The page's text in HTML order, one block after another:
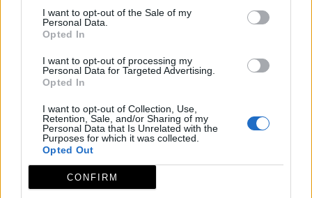
I want to opt-out of the Sale of my
Personal Data.
Opted In
I want to opt-out of processing my
Personal Data for Targeted Advertising.
Opted In
I want to opt-out of Collection, Use,
Retention, Sale, and/or Sharing of my
Personal Data that Is Unrelated with the
Purposes for which it was collected.
Opted Out
CONFIRM
Rutas